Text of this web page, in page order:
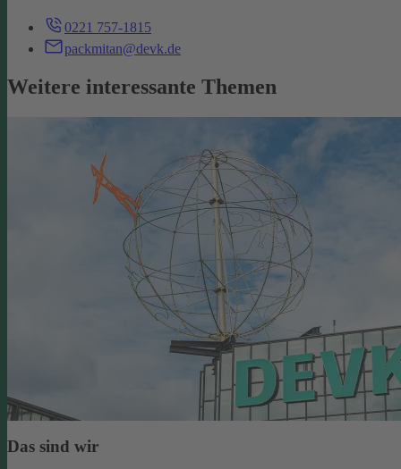
0221 757-1815
packmitan@devk.de
Weitere interessante Themen
Das sind wir